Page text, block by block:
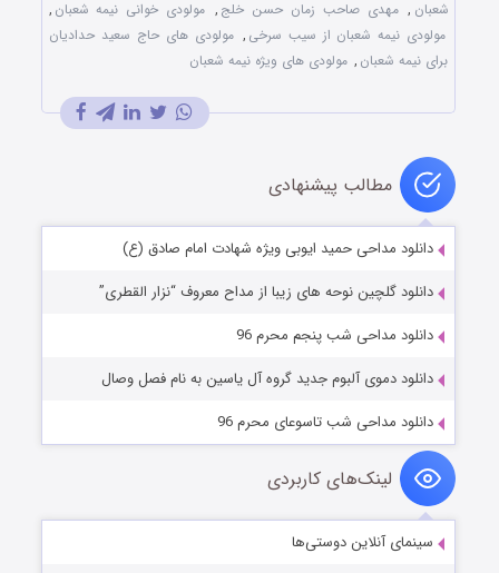
شعبان , مهدی صاحب زمان حسن خلج , مولودی خوانی نیمه شعبان ,
مولودی نیمه شعبان از سیب سرخی , مولودی های حاج سعید حدادیان
برای نیمه شعبان , مولودی های ویژه نیمه شعبان
مطالب پیشنهادی
دانلود مداحی حمید ایوبی ویژه شهادت امام صادق (ع)
دانلود گلچین نوحه های زیبا از مداح معروف “نزار القطری”
دانلود مداحی شب پنجم محرم 96
دانلود دموی آلبوم جدید گروه آل یاسین به نام فصل وصال
دانلود مداحی شب تاسوعای محرم 96
لینک‌های کاربردی
سینمای آنلاین دوستی‌ها